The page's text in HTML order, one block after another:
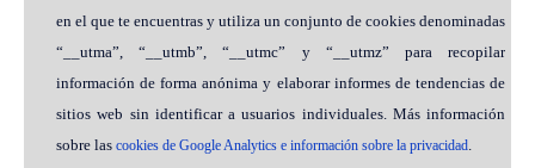
en el que te encuentras y utiliza un conjunto de cookies denominadas
“__utma”, “__utmb”, “__utmc” y “__utmz” para recopilar
información de forma anónima y elaborar informes de tendencias de
sitios web sin identificar a usuarios individuales. Más información
sobre las cookies de Google Analytics e información sobre la privacidad.